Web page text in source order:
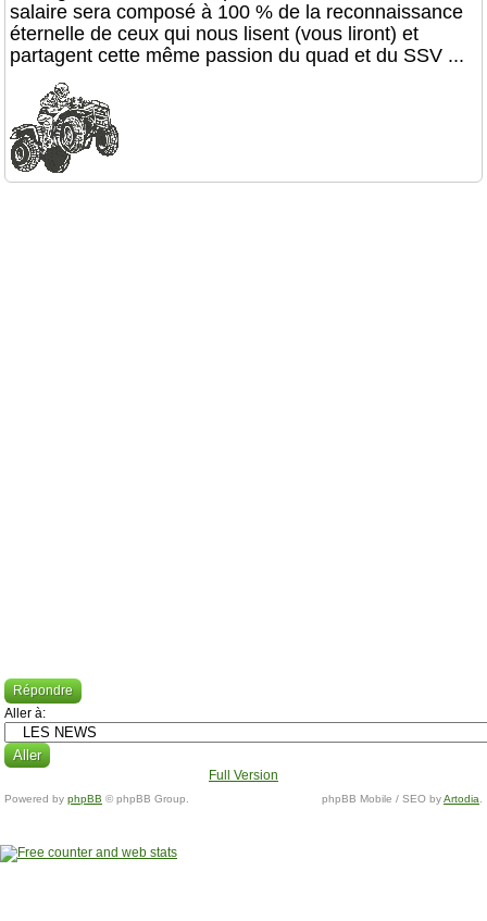
salaire sera composé à 100 % de la reconnaissance
éternelle de ceux qui nous lisent (vous liront) et
partagent cette même passion du quad et du SSV ...
Répondre
Aller à:
Full Version
Powered by phpBB © phpBB Group. phpBB Mobile / SEO byArtodia